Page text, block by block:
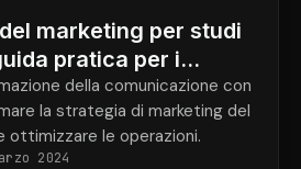
marketing per studi
pratica per i
della comunicazione con
la strategia di marketing del
ottimizzare le operazioni.
2024